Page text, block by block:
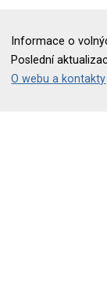
Informace o
Poslední
O webu a kontakty